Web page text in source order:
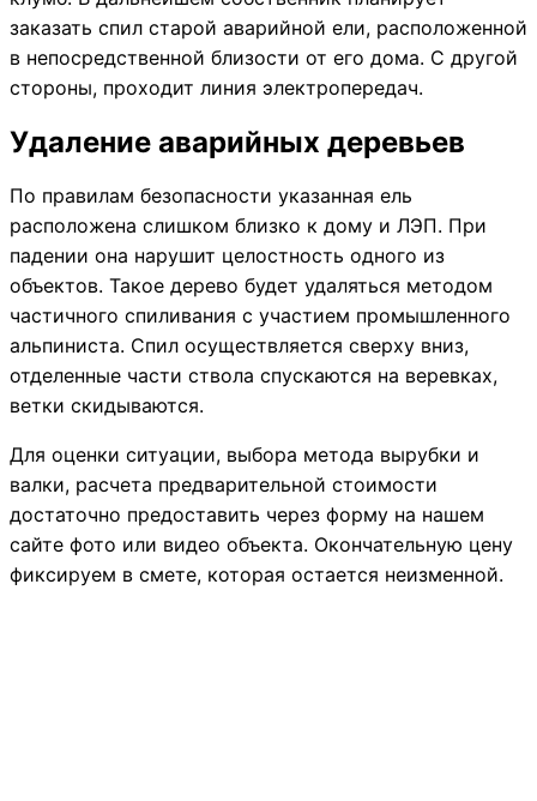
заказать спил старой аварийной ели, расположенной
в непосредственной близости от его дома. С другой
стороны, проходит линия электропередач.
Удаление аварийных деревьев
По правилам безопасности указанная ель
расположена слишком близко к дому и ЛЭП. При
падении она нарушит целостность одного из
объектов. Такое дерево будет удаляться методом
частичного спиливания с участием промышленного
альпиниста. Спил осуществляется сверху вниз,
отделенные части ствола спускаются на веревках,
ветки скидываются.
Для оценки ситуации, выбора метода вырубки и
валки, расчета предварительной стоимости
достаточно предоставить через форму на нашем
сайте фото или видео объекта. Окончательную цену
фиксируем в смете, которая остается неизменной.